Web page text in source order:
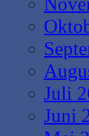
Juli
Juni